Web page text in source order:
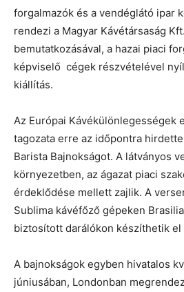
forgalmazók és a vendéglátó ipar
rendezi a Magyar Kávétársaság
bemutatkozásával, a hazai piaci
képviselő cégek részvételével
kiállítás.
Az Európai Kávékülönlegességek
tagozata erre az időpontra
Barista Bajnokságot. A látványos
környezetben, az ágazat piaci
érdeklődése mellett zajlik. A
Sublima kávéfőző gépeken
biztosított darálókon készíthetik el
A bajnokságok egyben hivatalos
júniusában, Londonban